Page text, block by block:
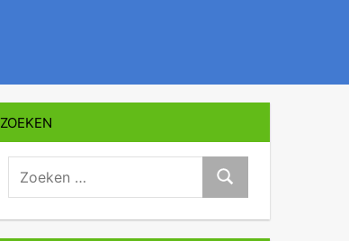
ZOEKEN
zoeken:
Zoeken